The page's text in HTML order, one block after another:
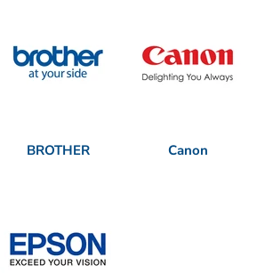
BROTHER Canon